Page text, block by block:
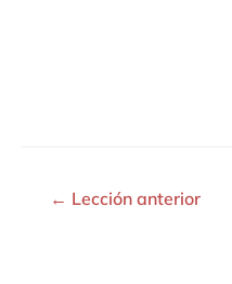
← Lección anterior